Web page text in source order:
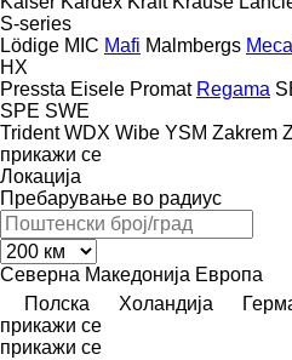
S-series
Lödige MIC Mafi Malmbergs
HX
Pressta Eisele Promat Regama
SPE SWE
Trident WDX Wibe YSM Zakrem
прикажи се
Локација
Пребарување во радиус
Северна Македонија Европа
Полска
Холандија
прикажи се
прикажи се